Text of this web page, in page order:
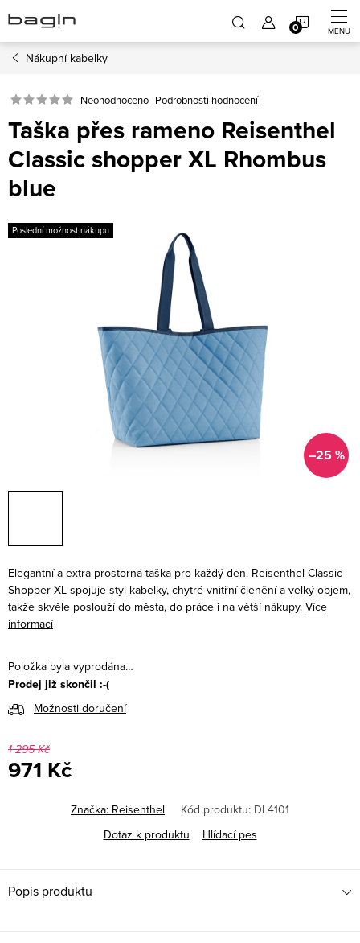
na
obsah
Nákupní kabelky
Neohodnoceno Podrobnosti hodnocení
Taška přes rameno Reisenthel
Classic shopper XL Rhombus
blue
Poslední možnost nákupu
–25 %
Elegantní a extra prostorná taška pro každý den. Reisenthel Classic
Shopper XL spojuje styl kabelky, chytré vnitřní členění a velký objem,
takže skvěle poslouží do města, do práce i na větší nákupy. Více
informací
Položka byla vyprodána…
Prodej již skončil :-(
Možnosti doručení
1 295 Kč
971 Kč
Značka: Reisenthel Kód produktu: DL4101
Dotaz k produktu
Hlídací pes
Popis produktu